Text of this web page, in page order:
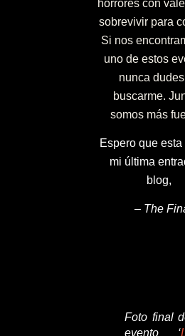
horrores con
sobrevivir para
Si nos
uno de estos
nunca
buscarme.
somos más
Espero que esta
mi última
blog,
– The
Foto final
evento ‘